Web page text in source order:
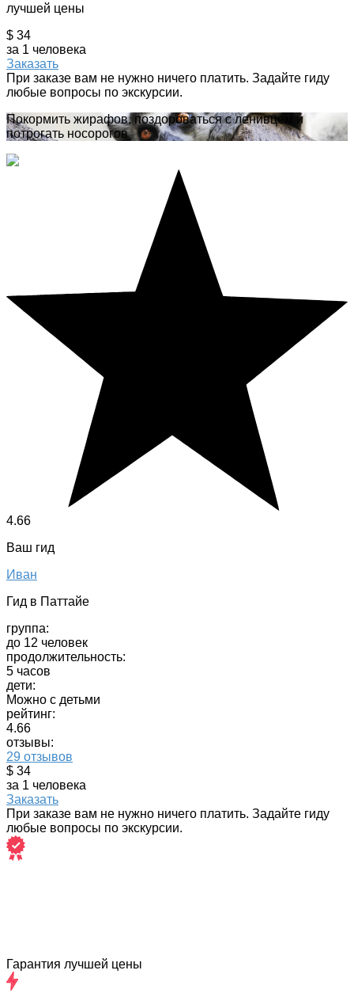
лучшей цены
$ 34
за 1 человека
Заказать
При заказе вам не нужно ничего платить. Задайте гиду
любые вопросы по экскурсии.
Покормить жирафов, поздороваться с ленивцем и
потрогать носорогов
4.66
Ваш гид
Иван
Гид в Паттайе
группа:
до 12 человек
продолжительность:
5 часов
дети:
Можно с детьми
рейтинг:
4.66
отзывы:
29 отзывов
$ 34
за 1 человека
Заказать
При заказе вам не нужно ничего платить. Задайте гиду
любые вопросы по экскурсии.
Гарантия лучшей цены